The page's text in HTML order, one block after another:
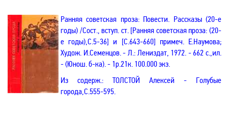
Ранняя советская проза: Повести. Рассказы (20-е
годы) /Сост., вступ. ст. [Ранняя советская проза: (20-
е годы),С.5-36] и [С.643-660] примеч. Е.Наумова;
Худож. И.Семенцов. - Л.: Лениздат, 1972. - 662 с.,ил.
- (Юнош. б-ка). - 1р.21к. 100.000 экз.
Из содерж.: ТОЛСТОЙ Алексей - Голубые
города,С.555-595.